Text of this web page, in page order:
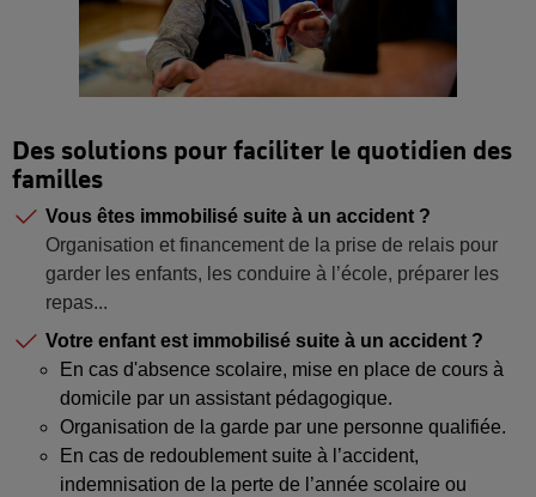
Des solutions pour faciliter le quotidien des
familles
Vous êtes immobilisé suite à un accident ?
Organisation et financement de la prise de relais pour
garder les enfants, les conduire à l’école, préparer les
repas...
Votre enfant est immobilisé suite à un accident ?
En cas d'absence scolaire, mise en place de cours à
domicile par un assistant pédagogique.
Organisation de la garde par une personne qualifiée.
En cas de redoublement suite à l’accident,
indemnisation de la perte de l’année scolaire ou